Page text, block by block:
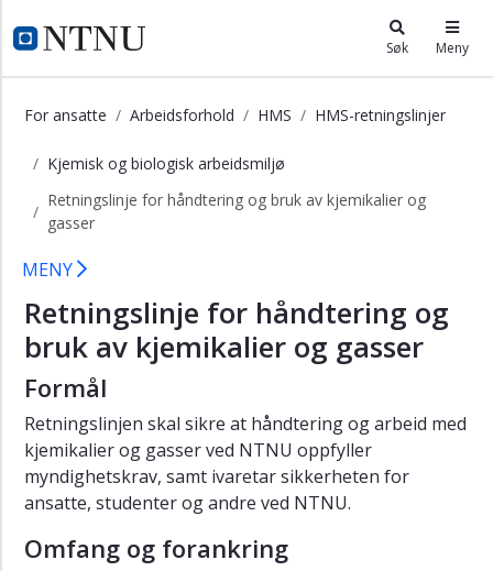
i.ntnu.no Søk Meny
For ansatte Arbeidsforhold HMS HMS-retningslinjer
Kjemisk og biologisk arbeidsmiljø
Retningslinje for håndtering og bruk av kjemikalier og
gasser
Retningslinje for håndtering og
×
Lover
og
for
HMS
HMS-
politikk
HMS-
Systematisk
HMS-
Psykososialt
organisatorisk
arbeidsmiljø
arbeidsmiljø
MENY
Retningslinje for håndtering og
bruk av kjemikalier og gasser
Formål
Retningslinjen skal sikre at håndtering og arbeid med
kjemikalier og gasser ved NTNU oppfyller
myndighetskrav, samt ivaretar sikkerheten for
ansatte, studenter og andre ved NTNU.
Omfang og forankring